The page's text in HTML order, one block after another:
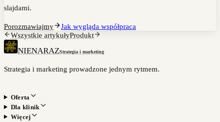
slajdami.
Porozmawiajmy
Jak wygląda współpraca
Wszystkie artykułyProdukt
NIENARAZStrategia i marketing
Strategia i marketing prowadzone jednym rytmem.
Oferta
Dla klinik
Więcej